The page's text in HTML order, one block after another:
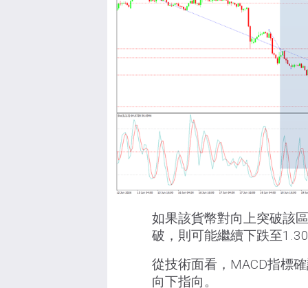
如果該貨幣對向上突破該
破，則可能繼續下跌至
從技術面看，MACD指標
向下指向。